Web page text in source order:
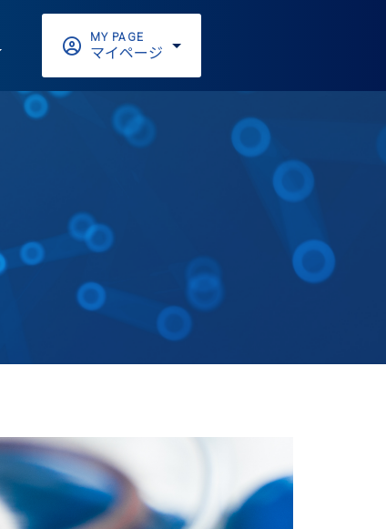
MY PAGE
マイページ